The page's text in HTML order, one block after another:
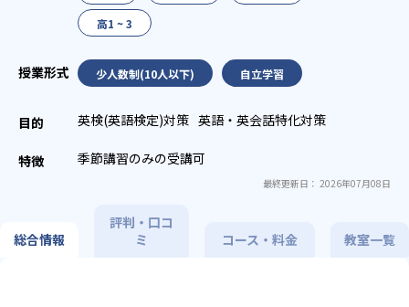
高1 ~ 3
少人数制(10人以下) 自立学習
英検(英語検定)対策 英語・英会話特化対策
季節講習のみの受講可
最終更新日： 2026年07月08日
総合情報
評判・口コ
ミ
コース・料金 教室一覧